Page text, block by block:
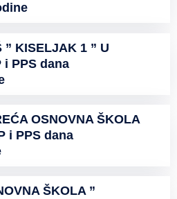
” KISELJAK 1 ” U
i PPS dana
OSNOVNA ŠKOLA
i PPS dana
ŠKOLA ”